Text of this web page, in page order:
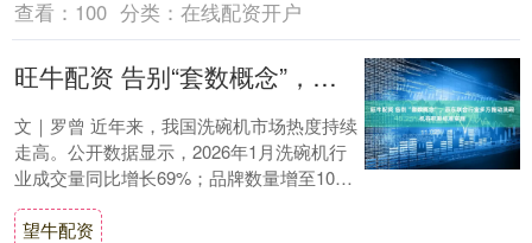
查看： 100 分类： 在线配资开户
旺牛配资 告别“套数概念”，京东联合行业多方推动洗碗机容积新标准实施
文｜罗曾 近年来，我国洗碗机市场热度持续
走高。公开数据显示，2026年1月洗碗机行
业成交量同比增长69%；品牌数量增至101
个，较同期增长12个；相关搜索次数超....
望牛配资